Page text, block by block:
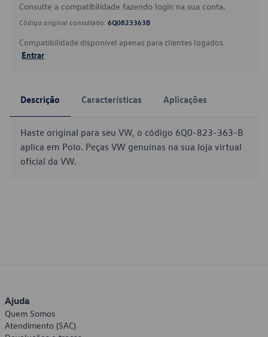
Consulte a compatibilidade fazendo login na sua conta.
Código original consultado: 6Q0823363B
Compatibilidade disponível apenas para clientes logados.
Entrar
Descrição Características Aplicações
Haste original para seu VW, o código 6Q0-823-363-B
aplica em Polo. Peças VW genuínas na sua loja virtual
oficial da VW.
Ajuda
Quem Somos
Atendimento (SAC)